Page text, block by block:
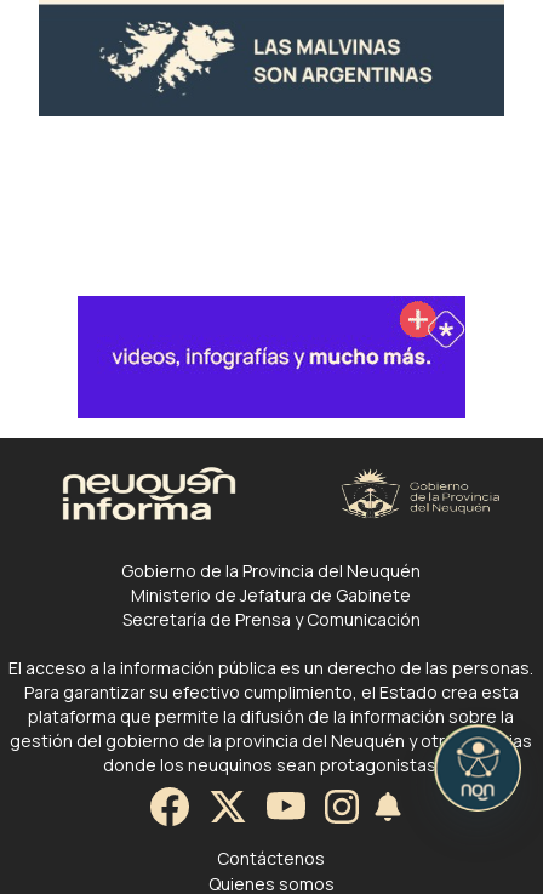
Gobierno de la Provincia del Neuquén
Ministerio de Jefatura de Gabinete
Secretaría de Prensa y Comunicación
El acceso a la información pública es un derecho de las personas.
Para garantizar su efectivo cumplimiento, el Estado crea esta
plataforma que permite la difusión de la información sobre la
gestión del gobierno de la provincia del Neuquén y otras noticias
donde los neuquinos sean protagonistas.
Contáctenos
Quienes somos